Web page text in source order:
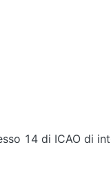
14 di ICAO di